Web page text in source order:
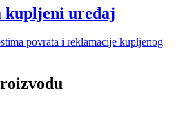
kupljeni uređaj
povrata i reklamacije kupljenog